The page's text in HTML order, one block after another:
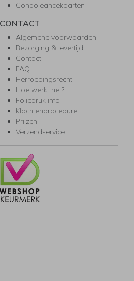
Condoleancekaarten
CONTACT
Algemene voorwaarden
Bezorging & levertijd
Contact
FAQ
Herroepingsrecht
Hoe werkt het?
Foliedruk info
Klachtenprocedure
Prijzen
Verzendservice